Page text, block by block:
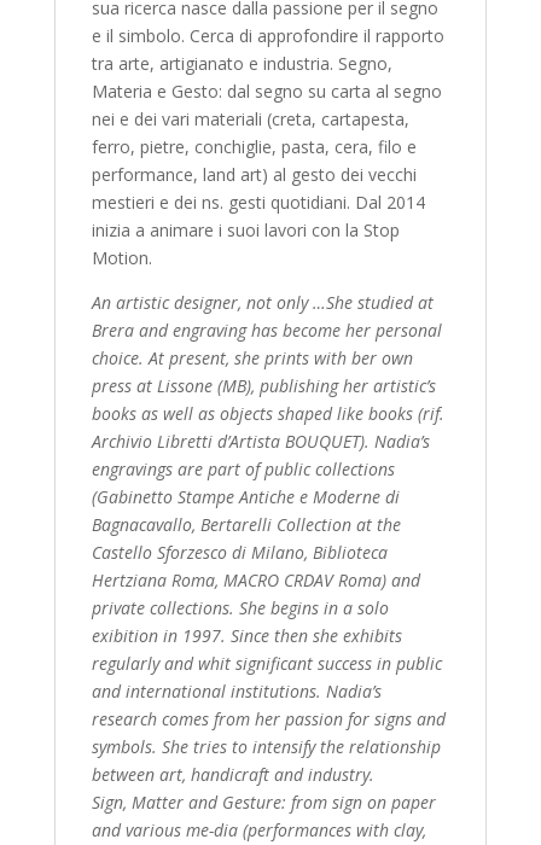
sua ricerca nasce dalla passione per il segno
e il simbolo. Cerca di approfondire il rapporto
tra arte, artigianato e industria. Segno,
Materia e Gesto: dal segno su carta al segno
nei e dei vari materiali (creta, cartapesta,
ferro, pietre, conchiglie, pasta, cera, filo e
performance, land art) al gesto dei vecchi
mestieri e dei ns. gesti quotidiani. Dal 2014
inizia a animare i suoi lavori con la Stop
Motion.
An artistic designer, not only …She studied at
Brera andengraving has become her personal
choice. At present, she prints with ber own
press at Lissone (MB), publishing her artistic’s
books as well as objects shaped like books (rif.
Archivio Libretti d’Artista BOUQUET). Nadia’s
engravings are part of public collections
(Gabinetto Stampe Antiche e Moderne di
Bagnacavallo, Bertarelli Collection at the
Castello Sforzesco di Milano, Biblioteca
Hertziana Roma, MACRO CRDAV Roma) and
private collections. She begins in a solo
exibition in 1997. Since then she exhibits
regularly and whit significant success in public
and international institutions. Nadia’s
research comes from her passion for signs and
symbols. She tries to intensify the relationship
between art, handicraft and industry.
Sign, Matter and Gesture: from sign on paper
and various me-dia (performances with clay,